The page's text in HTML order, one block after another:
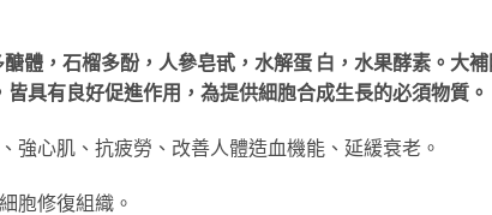
體，石榴多酚，人參皂甙，水解蛋 白，水果酵素。大
具有良好促進作用，為提供細胞合成生長的必須物質。
強心肌、抗疲勞、改善人體造血機能、延緩衰老。
胞修復組織。